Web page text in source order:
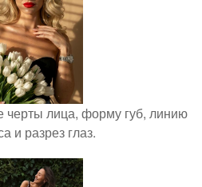
черты лица, форму губ, линию
и разрез глаз.